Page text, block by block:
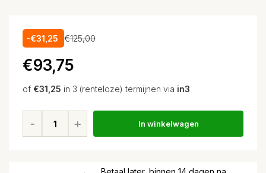
-€31,25 €125,00
€93,75
of €31,25 in 3 (renteloze) termijnen via in3
In winkelwagen